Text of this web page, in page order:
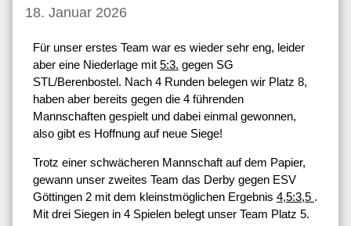
18. Januar 2026
Für unser erstes Team war es wieder sehr eng, leider
aber eine Niederlage mit 5:3. gegen SG
STL/Berenbostel. Nach 4 Runden belegen wir Platz 8,
haben aber bereits gegen die 4 führenden
Mannschaften gespielt und dabei einmal gewonnen,
also gibt es Hoffnung auf neue Siege!
Trotz einer schwächeren Mannschaft auf dem Papier,
gewann unser zweites Team das Derby gegen ESV
Göttingen 2 mit dem kleinstmöglichen Ergebnis 4,5:3,5 .
Mit drei Siegen in 4 Spielen belegt unser Team Platz 5.